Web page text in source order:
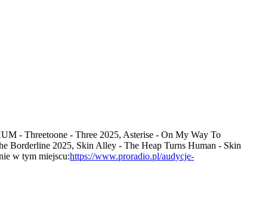
- Threetoone - Three 2025, Asterise - On My Way To
Borderline 2025, Skin Alley - The Heap Turns Human - Skin
w tym miejscu:https://www.proradio.pl/audycje-